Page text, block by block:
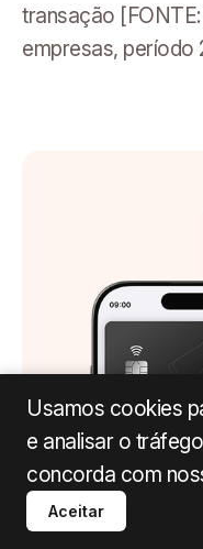
transação
empresas, período
Usamos cookies
e analisar o
concorda com
Aceitar